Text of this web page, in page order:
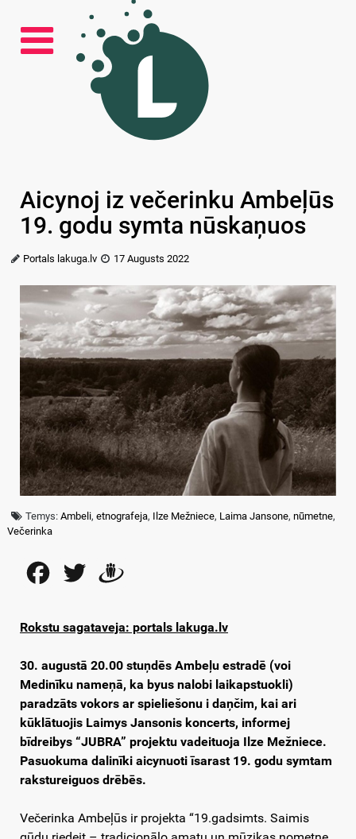
Aicynoj iz večerinku Ambeļūs
19. godu symta nūskaņuos
Portals lakuga.lv 17 Augusts 2022
Temys:Ambeli,etnografeja, Ilze Mežniece, Laima Jansone,nūmetne,
Večerinka
FacebookTwitter
Rokstu sagataveja: portals lakuga.lv
30. augustā 20.00 stuņdēs Ambeļu estradē (voi
Medinīku nameņā, ka byus nalobi laikapstuokli)
paradzāts vokors ar spieliešonu i daņčim, kai ari
kūklātuojis Laimys Jansonis koncerts, informej
bīdreibys “JUBRA” projektu vadeituoja Ilze Mežniece.
Pasuokuma dalinīki aicynuoti īsarast 19. godu symtam
rakstureiguos drēbēs.
Večerinka Ambeļūs ir projekta “19.gadsimts. Saimis